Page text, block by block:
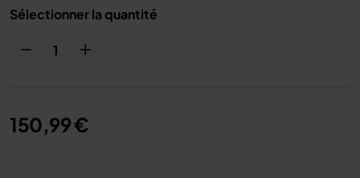
Sélectionner la quantité
150,99 €